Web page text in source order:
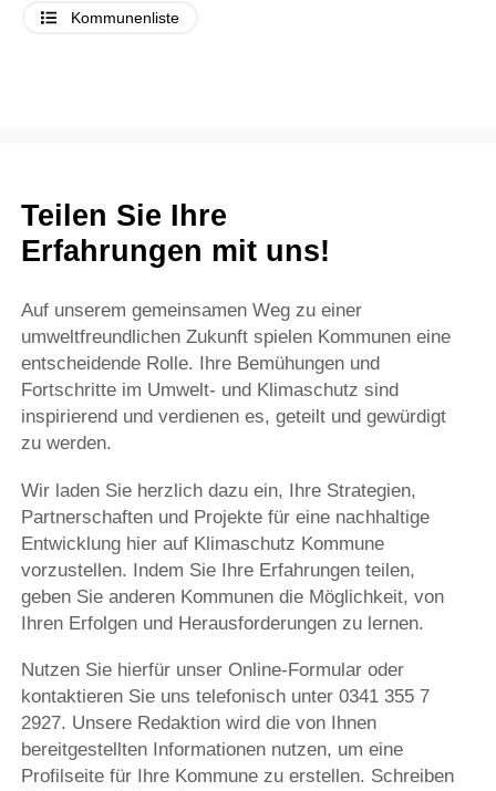
Kommunenliste
Teilen Sie Ihre
Erfahrungen mit uns!
Auf unserem gemeinsamen Weg zu einer
umweltfreundlichen Zukunft spielen Kommunen eine
entscheidende Rolle. Ihre Bemühungen und
Fortschritte im Umwelt- und Klimaschutz sind
inspirierend und verdienen es, geteilt und gewürdigt
zu werden.
Wir laden Sie herzlich dazu ein, Ihre Strategien,
Partnerschaften und Projekte für eine nachhaltige
Entwicklung hier auf Klimaschutz Kommune
vorzustellen. Indem Sie Ihre Erfahrungen teilen,
geben Sie anderen Kommunen die Möglichkeit, von
Ihren Erfolgen und Herausforderungen zu lernen.
Nutzen Sie hierfür unser Online-Formular oder
kontaktieren Sie uns telefonisch unter 0341 355 7
2927. Unsere Redaktion wird die von Ihnen
bereitgestellten Informationen nutzen, um eine
Profilseite für Ihre Kommune zu erstellen. Schreiben